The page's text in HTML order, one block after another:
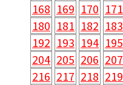
168 169 170 171
180 181 182 183
192 193 194 195
204 205 206 207
216 217 218 219